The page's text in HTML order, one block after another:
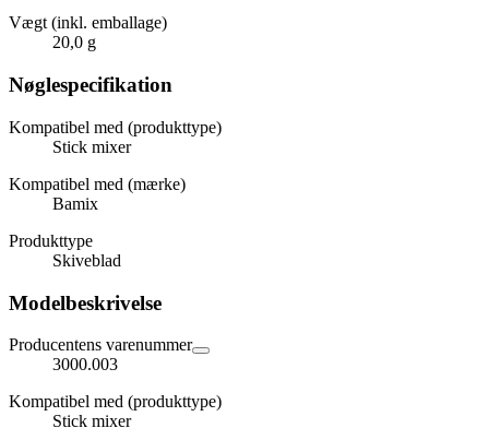
Vægt (inkl. emballage)
20,0 g
Nøglespecifikation
Kompatibel med (produkttype)
Stick mixer
Kompatibel med (mærke)
Bamix
Produkttype
Skiveblad
Modelbeskrivelse
Producentens varenummer
3000.003
Kompatibel med (produkttype)
Stick mixer